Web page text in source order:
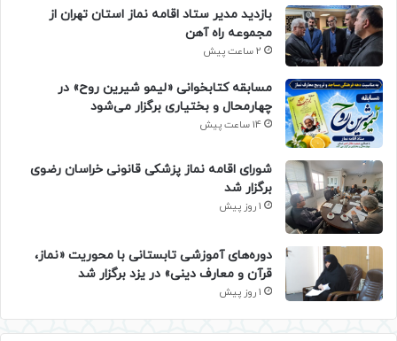
بازدید مدیر ستاد اقامه نماز استان تهران از
مجموعه راه آهن
2 ساعت پیش
مسابقه کتابخوانی «لیمو شیرین روح» در
چهارمحال و بختیاری برگزار می‌شود
14 ساعت پیش
شورای اقامه نماز پزشکی قانونی خراسان رضوی
برگزار شد
1 روز پیش
دوره‌های آموزشی تابستانی با محوریت «نماز،
قرآن و معارف دینی» در یزد برگزار شد
1 روز پیش